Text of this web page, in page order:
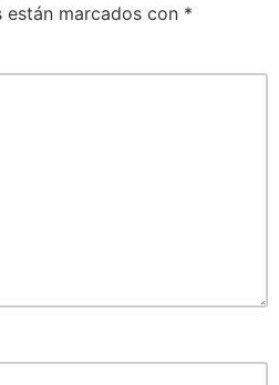
marcados con *